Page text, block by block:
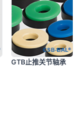
GTB止推关节轴承